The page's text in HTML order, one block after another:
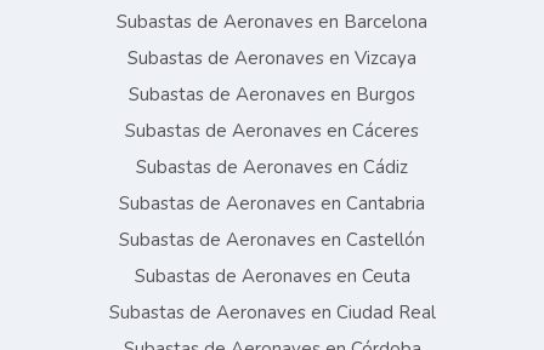
Subastas de Aeronaves en Barcelona
Subastas de Aeronaves en Vizcaya
Subastas de Aeronaves en Burgos
Subastas de Aeronaves en Cáceres
Subastas de Aeronaves en Cádiz
Subastas de Aeronaves en Cantabria
Subastas de Aeronaves en Castellón
Subastas de Aeronaves en Ceuta
Subastas de Aeronaves en Ciudad Real